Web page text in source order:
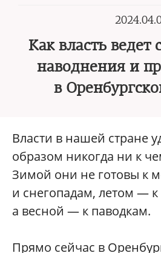
Как власть ведет
наводнения и
в
Власти в нашей стране
образом никогда ни к
Зимой они не готовы к
и снегопадам, летом —
а весной — к паводкам.
Прямо сейчас в